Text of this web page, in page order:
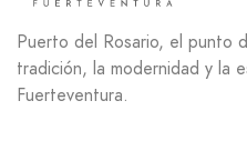
Puerto del Rosario, el punto
tradición, la modernidad y la
Fuerteventura.